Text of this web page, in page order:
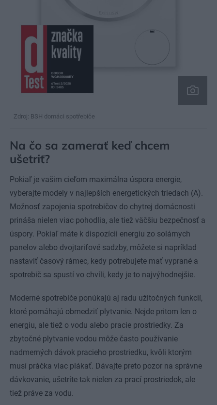
Zdroj: BSH domáci spotřebiče
Na čo sa zamerať keď chcem
ušetriť?
Pokiaľ je vašim cieľom maximálna úspora energie,
vyberajte modely v najlepších energetických triedach (A).
Možnosť zapojenia spotrebičov do chytrej domácnosti
prináša nielen viac pohodlia, ale tiež väčšiu bezpečnosť a
úspory. Pokiaľ máte k dispozícii energiu zo solárnych
panelov alebo dvojtarifové sadzby, môžete si napríklad
nastaviť časový rámec, kedy potrebujete mať vyprané a
spotrebič sa spustí vo chvíli, kedy je to najvýhodnejšie.
Moderné spotrebiče ponúkajú aj radu užitočných funkcií,
ktoré pomáhajú obmedziť plytvanie. Nejde pritom len o
energiu, ale tiež o vodu alebo pracie prostriedky. Za
zbytočné plytvanie vodou môže často používanie
nadmerných dávok pracieho prostriedku, kvôli ktorým
musí práčka viac plákať. Dávajte preto pozor na správne
dávkovanie, ušetríte tak nielen za prací prostriedok, ale
tiež práve za vodu.